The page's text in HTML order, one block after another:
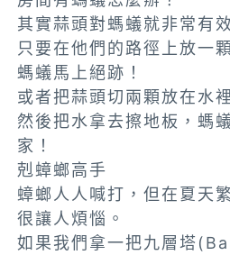
其實蒜頭對螞蟻就非常有
只要在他們的路徑上放一
螞蟻馬上絕跡！
或者把蒜頭切兩顆放在水裡
然後把水拿去擦地板，螞
家！
剋蟑螂高手
蟑螂人人喊打，但在夏天
很讓人煩惱。
如果我們拿一把九層塔